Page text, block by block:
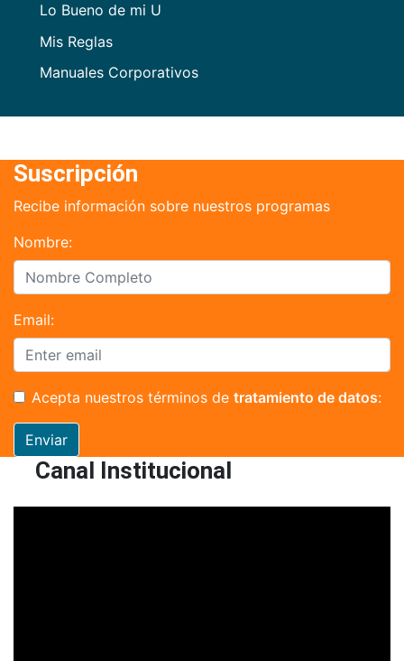
Lo Bueno de mi U
Mis Reglas
Manuales Corporativos
Suscripción
Recibe información sobre nuestros programas
Nombre:
Email:
Acepta nuestros términos de tratamiento de datos:
Enviar
Canal Institucional